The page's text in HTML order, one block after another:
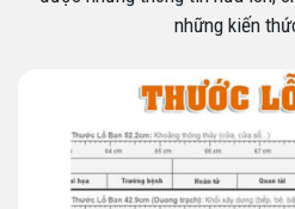
những kiến